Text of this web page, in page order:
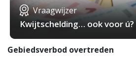
Vraagwijzer
Kwijtschelding… ook voor ú?
Gebiedsverbod overtreden